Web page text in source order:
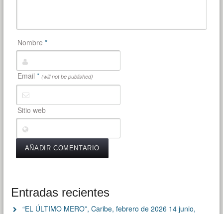
Nombre *
Email * (will not be published)
Sitio web
Entradas recientes
“EL ÚLTIMO MERO”, Caribe, febrero de 2026 14 junio,